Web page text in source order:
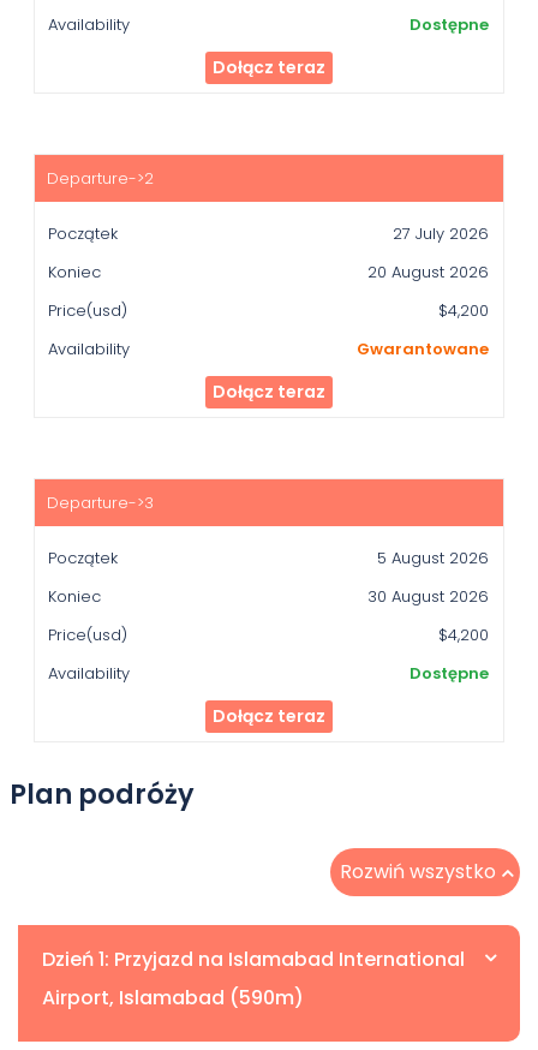
Dostępne
Dołącz teraz
27 July 2026
20 August 2026
$4,200
Gwarantowane
Dołącz teraz
5 August 2026
30 August 2026
$4,200
Dostępne
Dołącz teraz
Plan podróży
Rozwiń wszystko
Dzień 1: Przyjazd na Islamabad International
Airport, Islamabad (590m)